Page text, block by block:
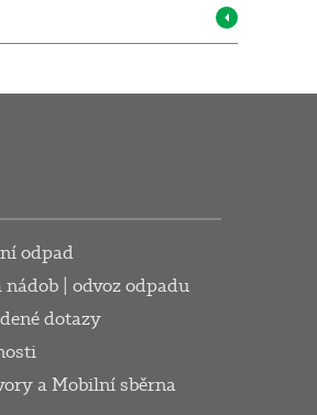
odpad
nádob | odvoz odpadu
dotazy
a Mobilní sběrna